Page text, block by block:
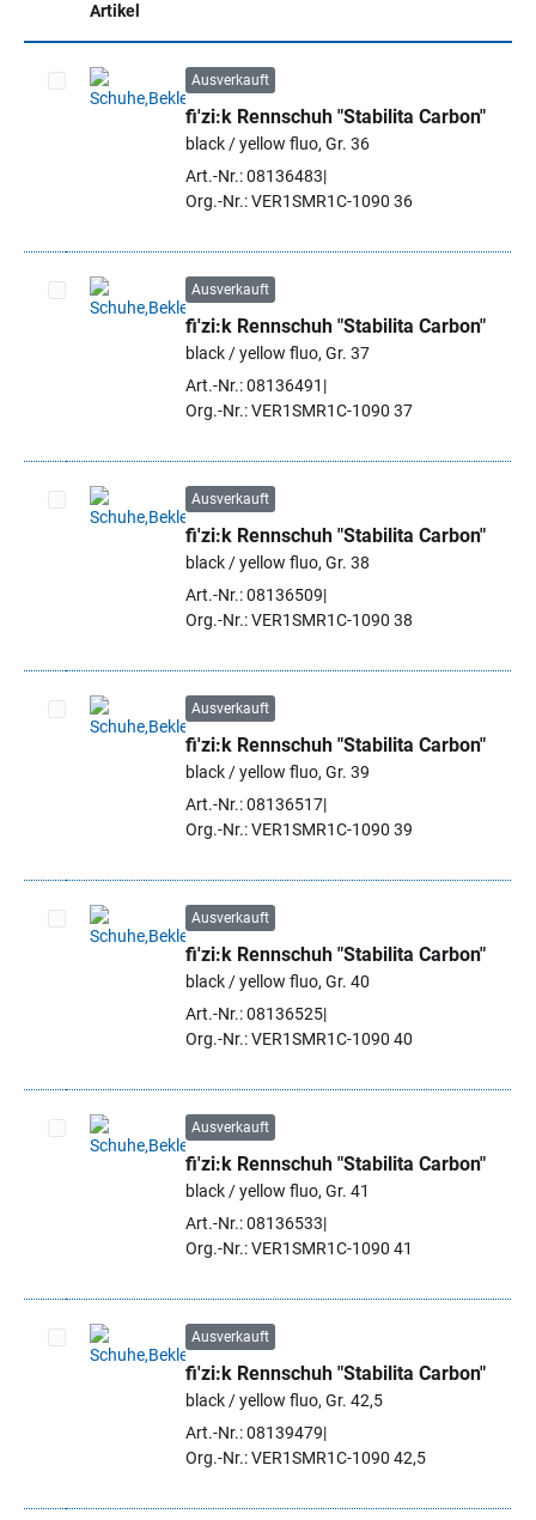
Artikel
Artikel auswählen
Ausverkauft
fi'zi:k Rennschuh "Stabilita Carbon"
black / yellow fluo, Gr. 36
Art.-Nr.: 08136483
Org.-Nr.: VER1SMR1C-1090 36
Artikel auswählen
Ausverkauft
fi'zi:k Rennschuh "Stabilita Carbon"
black / yellow fluo, Gr. 37
Art.-Nr.: 08136491
Org.-Nr.: VER1SMR1C-1090 37
Artikel auswählen
Ausverkauft
fi'zi:k Rennschuh "Stabilita Carbon"
black / yellow fluo, Gr. 38
Art.-Nr.: 08136509
Org.-Nr.: VER1SMR1C-1090 38
Artikel auswählen
Ausverkauft
fi'zi:k Rennschuh "Stabilita Carbon"
black / yellow fluo, Gr. 39
Art.-Nr.: 08136517
Org.-Nr.: VER1SMR1C-1090 39
Artikel auswählen
Ausverkauft
fi'zi:k Rennschuh "Stabilita Carbon"
black / yellow fluo, Gr. 40
Art.-Nr.: 08136525
Org.-Nr.: VER1SMR1C-1090 40
Artikel auswählen
Ausverkauft
fi'zi:k Rennschuh "Stabilita Carbon"
black / yellow fluo, Gr. 41
Art.-Nr.: 08136533
Org.-Nr.: VER1SMR1C-1090 41
Artikel auswählen
Ausverkauft
fi'zi:k Rennschuh "Stabilita Carbon"
black / yellow fluo, Gr. 42,5
Art.-Nr.: 08139479
Org.-Nr.: VER1SMR1C-1090 42,5